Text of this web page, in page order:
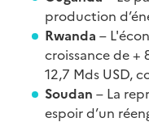
production
Rwanda –
croissance de +
12,7 Mds USD,
Soudan – La
espoir d’un